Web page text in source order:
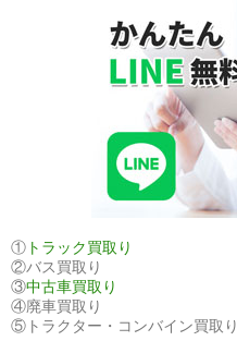
① トラック買取り
②バス買取り
③中古車買取り
④廃車買取り
⑤トラクター・コンバイン買取り